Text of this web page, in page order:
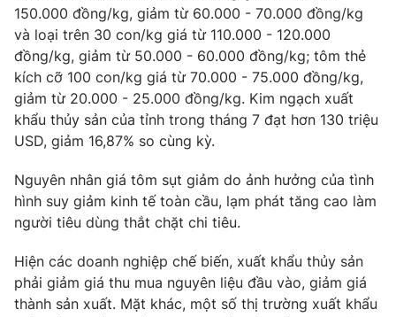
Câu chuyện quốc tế
Thị trường
Góc doanh nghiệp
Dữ liệu và đời sống
Truyền hình
Phim VTV
Hậu trường
Khán giả
Giải trí
Điện ảnh
Âm nhạc
Sao
Du lịch
Làm đẹp
Chất lượng cuộc sống
Giáo dục
Tuyển sinh
Học trực tuyến
Công nghệ
Hitech Công nghệ tương lai
150.000 đồng/kg, giảm từ 60.000 - 70.000 đồng/kg
và loại trên 30 con/kg giá từ 110.000 - 120.000
đồng/kg, giảm từ 50.000 - 60.000 đồng/kg; tôm thẻ
kích cỡ 100 con/kg giá từ 70.000 - 75.000 đồng/kg,
giảm từ 20.000 - 25.000 đồng/kg. Kim ngạch xuất
khẩu thủy sản của tỉnh trong tháng 7 đạt hơn 130 triệu
USD, giảm 16,87% so cùng kỳ.
Nguyên nhân giá tôm sụt giảm do ảnh hưởng của tình
hình suy giảm kinh tế toàn cầu, lạm phát tăng cao làm
người tiêu dùng thắt chặt chi tiêu.
Hiện các doanh nghiệp chế biến, xuất khẩu thủy sản
phải giảm giá thu mua nguyên liệu đầu vào, giảm giá
thành sản xuất. Mặt khác, một số thị trường xuất khẩu